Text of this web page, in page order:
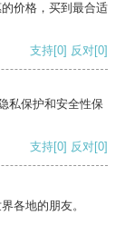
价格，买到最合适
支持[0] 反对[0]
私保护和安全性保
支持[0] 反对[0]
各地的朋友。